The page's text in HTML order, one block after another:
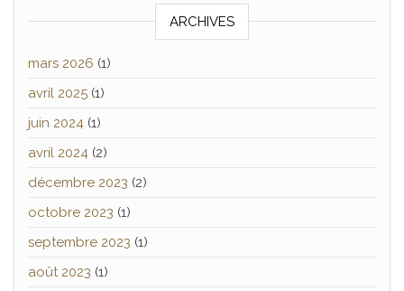
ARCHIVES
mars 2026 (1)
avril 2025 (1)
juin 2024 (1)
avril 2024 (2)
décembre 2023 (2)
octobre 2023 (1)
septembre 2023 (1)
août 2023 (1)